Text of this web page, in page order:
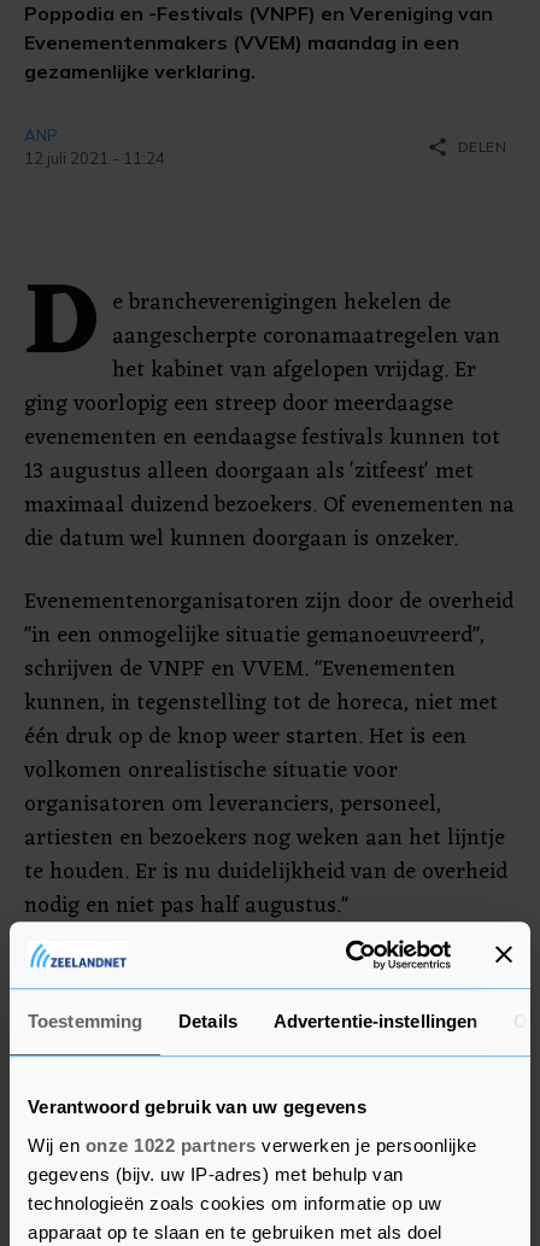
Toestemming Details Advertentie-instellingen
Verantwoord gebruik van uw gegevens
Wij en onze 1022 partners verwerken je persoonlijke
gegevens (bijv. uw IP-adres) met behulp van
technologieën zoals cookies om informatie op uw
apparaat op te slaan en te gebruiken met als doel
Poppodia en -Festivals (VNPF) en Vereniging van
Evenementenmakers (VVEM) maandag in een
gezamenlijke verklaring.
ANP
12 juli 2021 - 11:24
share DELEN
D e brancheverenigingen hekelen de
aangescherpte coronamaatregelen van
het kabinet van afgelopen vrijdag. Er
ging voorlopig een streep door meerdaagse
evenementen en eendaagse festivals kunnen tot
13 augustus alleen doorgaan als 'zitfeest' met
maximaal duizend bezoekers. Of evenementen na
die datum wel kunnen doorgaan is onzeker.
Evenementenorganisatoren zijn door de overheid
"in een onmogelijke situatie gemanoeuvreerd",
schrijven de VNPF en VVEM. "Evenementen
kunnen, in tegenstelling tot de horeca, niet met
één druk op de knop weer starten. Het is een
volkomen onrealistische situatie voor
organisatoren om leveranciers, personeel,
artiesten en bezoekers nog weken aan het lijntje
te houden. Er is nu duidelijkheid van de overheid
nodig en niet pas half augustus."
Om te overleven eist de branche ook extra steun.
De compensatie vanuit het garantiefonds moet
verhoogd worden van 80 naar 100 procent. Ook
wil de branche dat het kabinet evenementen een
schadevergoeding geeft die buiten de
garantiefondsregeling valt. Daarnaast moeten de
steunpakketten voor de sector doorgezet worden
naar het eerste kwartaal van volgend jaar.